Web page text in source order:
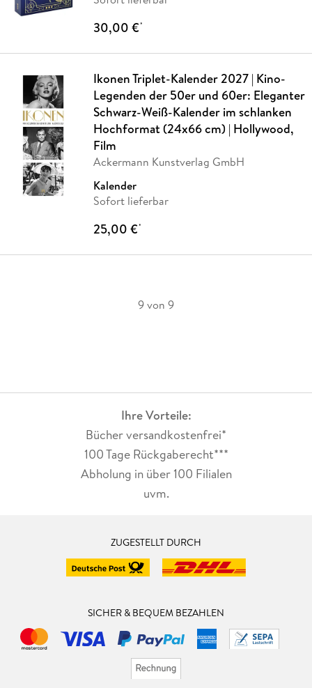
30,00 €*
Ikonen Triplet-Kalender 2027 | Kino-
Legenden der 50er und 60er: Eleganter
Schwarz-Weiß-Kalender im schlanken
Hochformat (24x66 cm) | Hollywood,
Film
Ackermann Kunstverlag GmbH
Kalender
Sofort lieferbar
25,00 €*
9 von 9
Ihre Vorteile:
Bücher versandkostenfrei*
100 Tage Rückgaberecht***
Abholung in über 100 Filialen
uvm.
ZUGESTELLT DURCH
SICHER & BEQUEM BEZAHLEN